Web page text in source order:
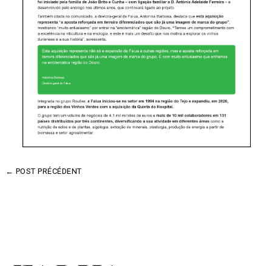
← POST PRÉCÉDENT